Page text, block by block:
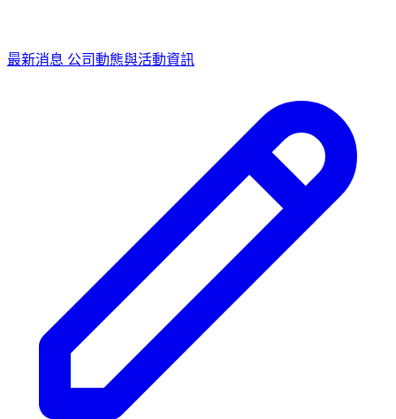
最新消息 公司動態與活動資訊